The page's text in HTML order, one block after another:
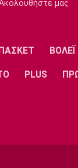
στην Ελλάδα
ο
ακύρωσε
μας
ΒΟΛΕΪ
PLUS